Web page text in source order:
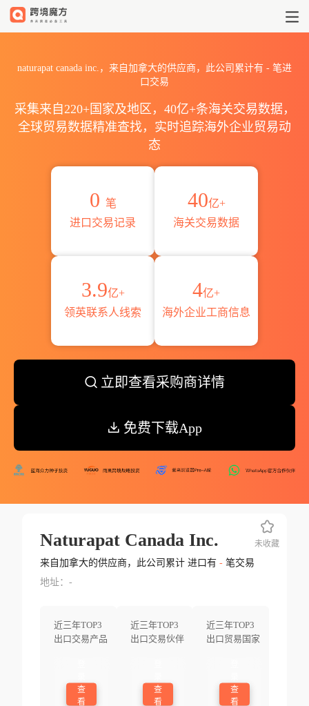
naturapat canada inc.，来自加拿大的供应商，此公司累计有 - 笔进
口交易
采集来自220+国家及地区，40亿+条海关交易数据，
全球贸易数据精准查找，实时追踪海外企业贸易动
态
0 笔
进口交易记录
40亿+
海关交易数据
3.9亿+
领英联系人线索
4亿+
海外企业工商信息
立即查看采购商详情
免费下载App
Naturapat Canada Inc.
来自加拿大的供应商，此公司累计 进口有 -笔交易
地址：-
近三年TOP3
出口交易产品
查
看
近三年TOP3
出口交易伙伴
查
看
近三年TOP3
出口贸易国家
查
看
未收藏